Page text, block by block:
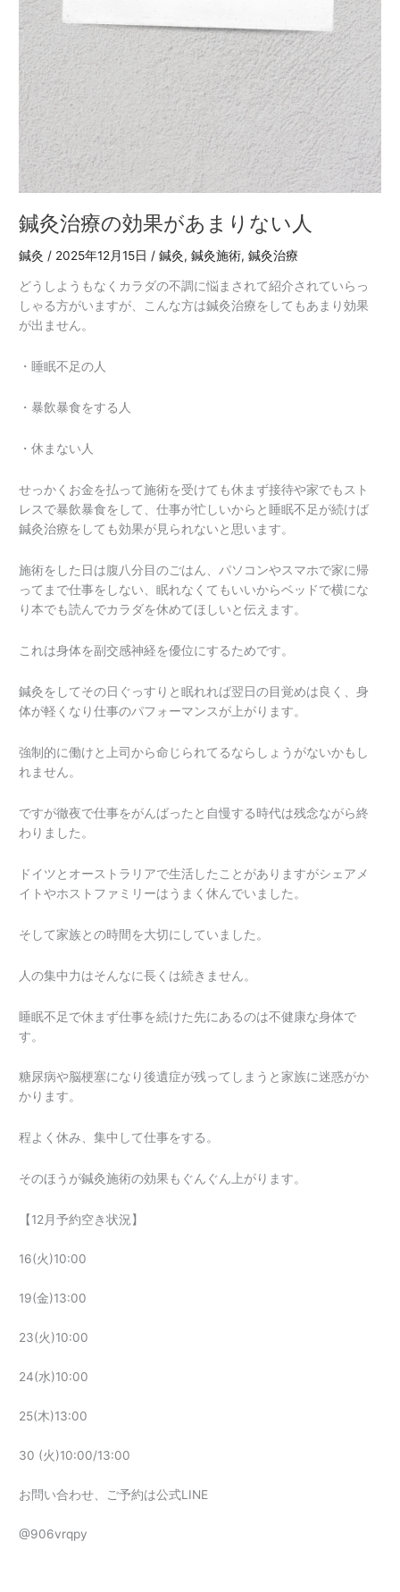
鍼灸治療の効果があまりない人
鍼灸 / 2025年12月15日 /鍼灸,鍼灸施術,鍼灸治療
どうしようもなくカラダの不調に悩まされて紹介されていらっ
しゃる方がいますが、こんな方は鍼灸治療をしてもあまり効果
が出ません。
・睡眠不足の人
・暴飲暴食をする人
・休まない人
せっかくお金を払って施術を受けても休まず接待や家でもスト
レスで暴飲暴食をして、仕事が忙しいからと睡眠不足が続けば
鍼灸治療をしても効果が見られないと思います。
施術をした日は腹八分目のごはん、パソコンやスマホで家に帰
ってまで仕事をしない、眠れなくてもいいからベッドで横にな
り本でも読んでカラダを休めてほしいと伝えます。
これは身体を副交感神経を優位にするためです。
鍼灸をしてその日ぐっすりと眠れれば翌日の目覚めは良く、身
体が軽くなり仕事のパフォーマンスが上がります。
強制的に働けと上司から命じられてるならしょうがないかもし
れません。
ですが徹夜で仕事をがんばったと自慢する時代は残念ながら終
わりました。
ドイツとオーストラリアで生活したことがありますがシェアメ
イトやホストファミリーはうまく休んでいました。
そして家族との時間を大切にしていました。
人の集中力はそんなに長くは続きません。
睡眠不足で休まず仕事を続けた先にあるのは不健康な身体で
す。
糖尿病や脳梗塞になり後遺症が残ってしまうと家族に迷惑がか
かります。
程よく休み、集中して仕事をする。
そのほうが鍼灸施術の効果もぐんぐん上がります。
【12月予約空き状況】
16(火)10:00
19(金)13:00
23(火)10:00
24(水)10:00
25(木)13:00
30 (火)10:00/13:00
お問い合わせ、ご予約は公式LINE
@906vrqpy